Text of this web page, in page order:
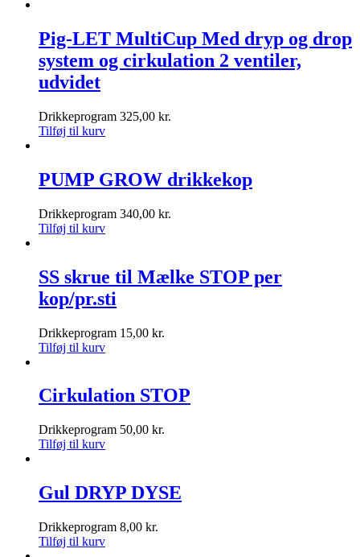
Pig-LET MultiCup Med dryp og drop
system og cirkulation 2 ventiler,
udvidet
Drikkeprogram 325,00 kr.
Tilføj til kurv
PUMP GROW drikkekop
Drikkeprogram 340,00 kr.
Tilføj til kurv
SS skrue til Mælke STOP per
kop/pr.sti
Drikkeprogram 15,00 kr.
Tilføj til kurv
Cirkulation STOP
Drikkeprogram 50,00 kr.
Tilføj til kurv
Gul DRYP DYSE
Drikkeprogram 8,00 kr.
Tilføj til kurv